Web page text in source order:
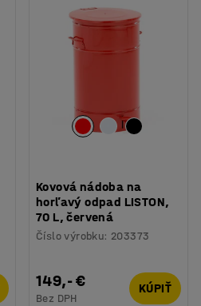
Kovová nádoba na
horľavý odpad LISTON,
70 L, červená
Číslo výrobku: 203373
149,- €
Bez DPH
KÚPIŤ